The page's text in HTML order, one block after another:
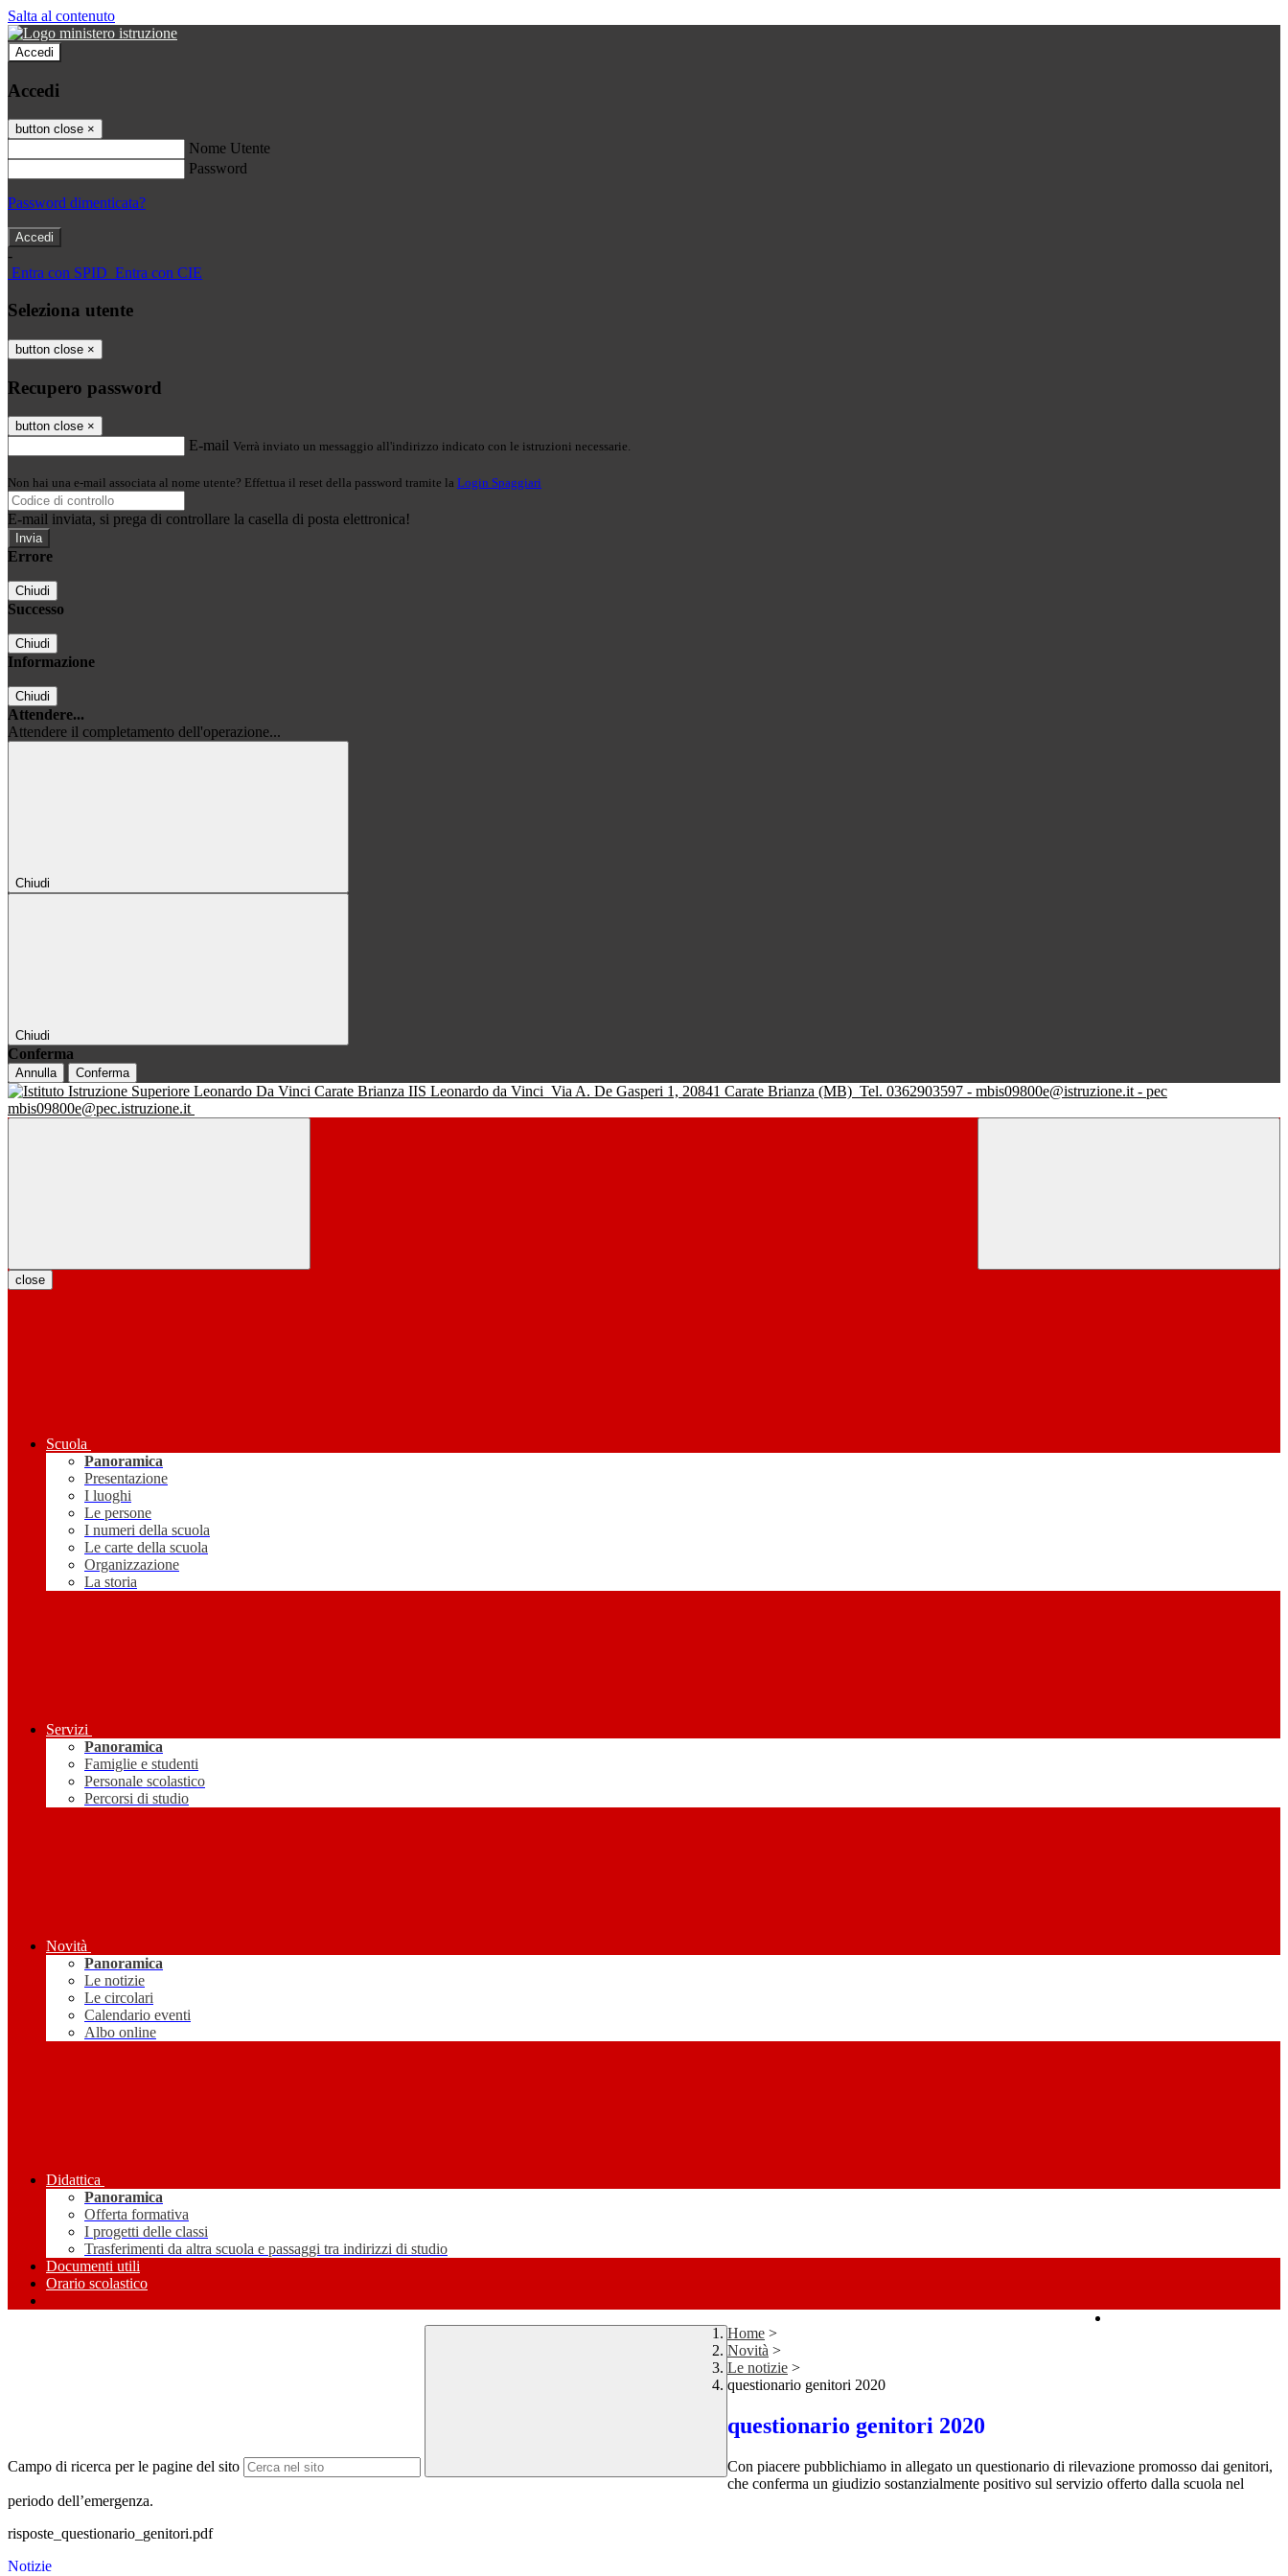
Salta al contenuto
Accedi
Accedi
button close ×
Nome Utente
Password
Password dimenticata?
-
Entra con SPID Entra con CIE
Seleziona utente
button close ×
Recupero password
button close ×
E-mail Verrà inviato un messaggio all'indirizzo indicato con le istruzioni necessarie.
Non hai una e-mail associata al nome utente? Effettua il reset della password tramite la Login Spaggiari
E-mail inviata, si prega di controllare la casella di posta elettronica!
Errore
Chiudi
Successo
Chiudi
Informazione
Chiudi
Attendere...
Attendere il completamento dell'operazione...
Chiudi
Chiudi
Conferma
Annulla Conferma
IIS Leonardo da Vinci Via A. De Gasperi 1, 20841 Carate Brianza (MB) Tel. 0362903597 - mbis09800e@istruzione.it - pec
mbis09800e@pec.istruzione.it
close
Scuola
Panoramica
Presentazione
I luoghi
Le persone
I numeri della scuola
Le carte della scuola
Organizzazione
La storia
Servizi
Panoramica
Famiglie e studenti
Personale scolastico
Percorsi di studio
Novità
Panoramica
Le notizie
Le circolari
Calendario eventi
Albo online
Didattica
Panoramica
Offerta formativa
I progetti delle classi
Trasferimenti da altra scuola e passaggi tra indirizzi di studio
Documenti utili
Orario scolastico
Campo di ricerca per le pagine del sito
Home >
Novità >
Le notizie >
questionario genitori 2020
questionario genitori 2020
Con piacere pubblichiamo in allegato un questionario di rilevazione promosso dai genitori,
che conferma un giudizio sostanzialmente positivo sul servizio offerto dalla scuola nel
periodo dell’emergenza.
risposte_questionario_genitori.pdf
Notizie